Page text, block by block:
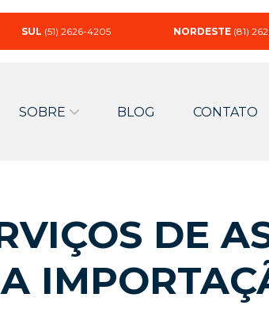
SUL (51) 2626-4205 NORDESTE (81)
SOBRE BLOG CONTATO
DE